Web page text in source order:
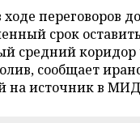
переговоров
срок
средний коридор
сообщает
на источник в